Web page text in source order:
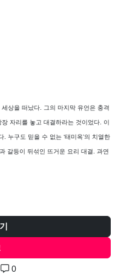
상을 떠났다. 그의 마지막 유언은 충격
자리를 놓고 대결하라는 것이었다. 이
. 누구도 믿을 수 없는 ‘태미옥’의 치열한
갈등이 뒤섞인 뜨거운 요리 대결. 과연
0